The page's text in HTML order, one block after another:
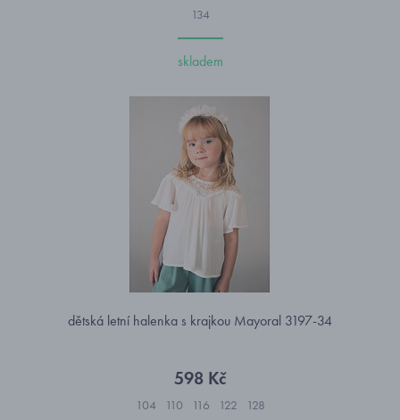
134
skladem
dětská letní halenka s krajkou Mayoral 3197-34
598 Kč
104 110 116 122 128